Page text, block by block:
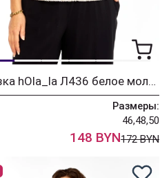
Блузка hOla_la Л436 белое молоко
Размеры:
46,48,50
148 BYN172 BYN